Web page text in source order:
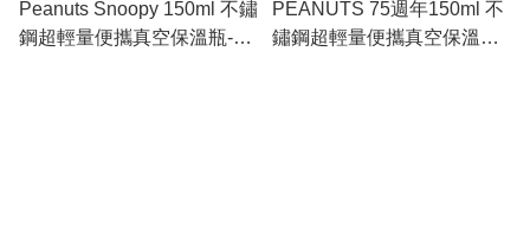
Peanuts Snoopy 150ml 不鏽
鋼超輕量便攜真空保溫瓶-
PEANUTS 75週年150ml 不
鏽鋼超輕量便攜真空保溫瓶 -